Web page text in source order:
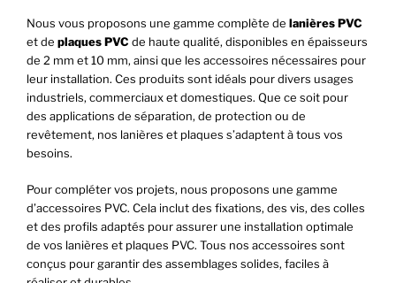
Nous vous proposons une gamme complète de lanières PVC
et de plaques PVC de haute qualité, disponibles en épaisseurs
de 2 mm et 10 mm, ainsi que les accessoires nécessaires pour
leur installation. Ces produits sont idéals pour divers usages
industriels, commerciaux et domestiques. Que ce soit pour
des applications de séparation, de protection ou de
revêtement, nos lanières et plaques s’adaptent à tous vos
besoins.
Pour compléter vos projets, nous proposons une gamme
d’accessoires PVC. Cela inclut des fixations, des vis, des colles
et des profils adaptés pour assurer une installation optimale
de vos lanières et plaques PVC. Tous nos accessoires sont
conçus pour garantir des assemblages solides, faciles à